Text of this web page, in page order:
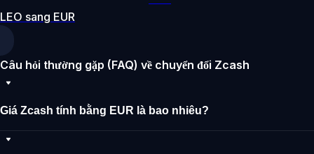
LEO sang EUR
Câu hỏi thường gặp (FAQ) về chuyển đổi Zcash
Giá Zcash tính bằng EUR là bao nhiêu?